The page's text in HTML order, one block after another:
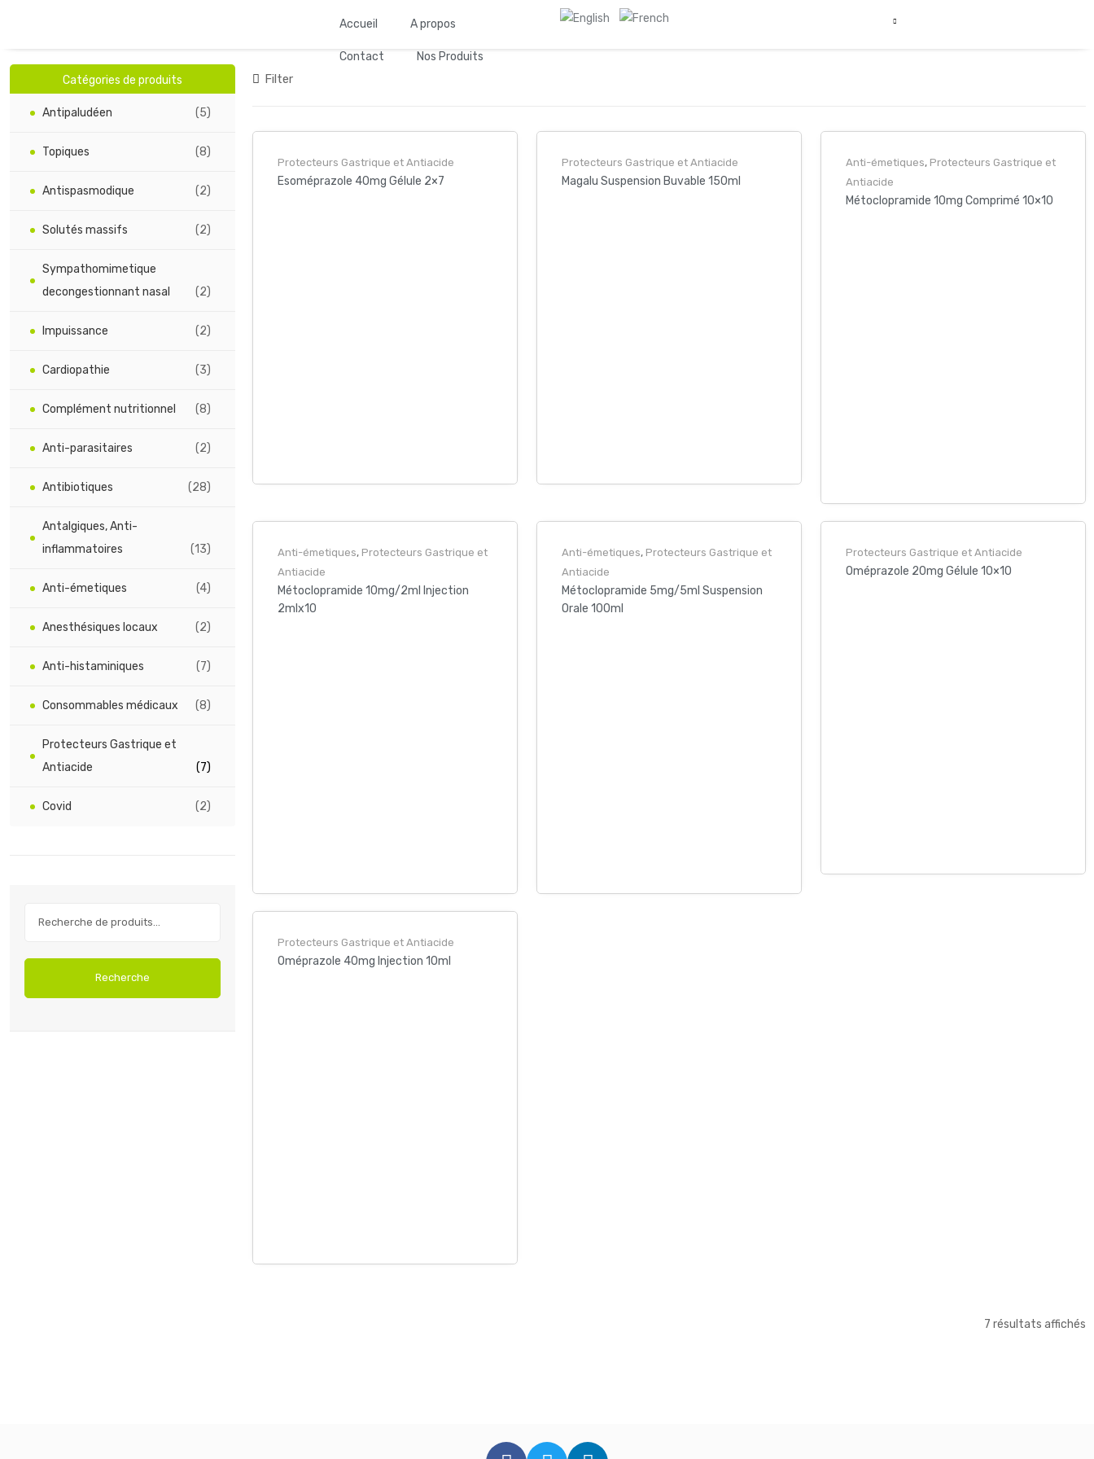
Accueil A propos
Contact Nos Produits
Filter
Protecteurs Gastrique et Antiacide
Esoméprazole 40mg Gélule 2×7
Protecteurs Gastrique et Antiacide
Magalu Suspension Buvable 150ml
Anti-émetiques, Protecteurs Gastrique et
Antiacide
Métoclopramide 10mg Comprimé 10×10
Anti-émetiques, Protecteurs Gastrique et
Antiacide
Métoclopramide 10mg/2ml Injection
2mlx10
Anti-émetiques, Protecteurs Gastrique et
Antiacide
Métoclopramide 5mg/5ml Suspension
Orale 100ml
Protecteurs Gastrique et Antiacide
Oméprazole 20mg Gélule 10×10
Protecteurs Gastrique et Antiacide
Oméprazole 40mg Injection 10ml
7 résultats affichés
Catégories de produits
Antipaludéen (5)
Topiques (8)
Antispasmodique (2)
Solutés massifs (2)
Sympathomimetique
decongestionnant nasal
(2)
Impuissance (2)
Cardiopathie (3)
Complément nutritionnel (8)
Anti-parasitaires (2)
Antibiotiques (28)
Antalgiques, Anti-
inflammatoires
(13)
Anti-émetiques (4)
Anesthésiques locaux (2)
Anti-histaminiques (7)
Consommables médicaux (8)
Protecteurs Gastrique et
Antiacide
(7)
Covid (2)
Recherche